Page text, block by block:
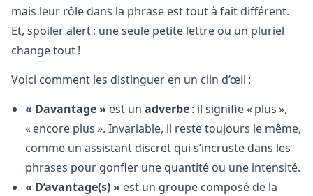
mais leur rôle dans la phrase est tout à fait différent.
Et, spoiler alert : une seule petite lettre ou un pluriel
change tout !
Voici comment les distinguer en un clin d’œil :
« Davantage » est un adverbe: il signifie « plus »,
« encore plus ». Invariable, il reste toujours le même,
comme un assistant discret qui s’incruste dans les
phrases pour gonfler une quantité ou une intensité.
« D’avantage(s) » est un groupe composé de la